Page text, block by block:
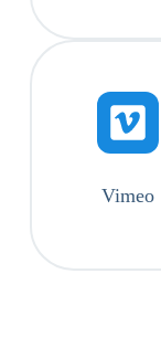
Vimeo